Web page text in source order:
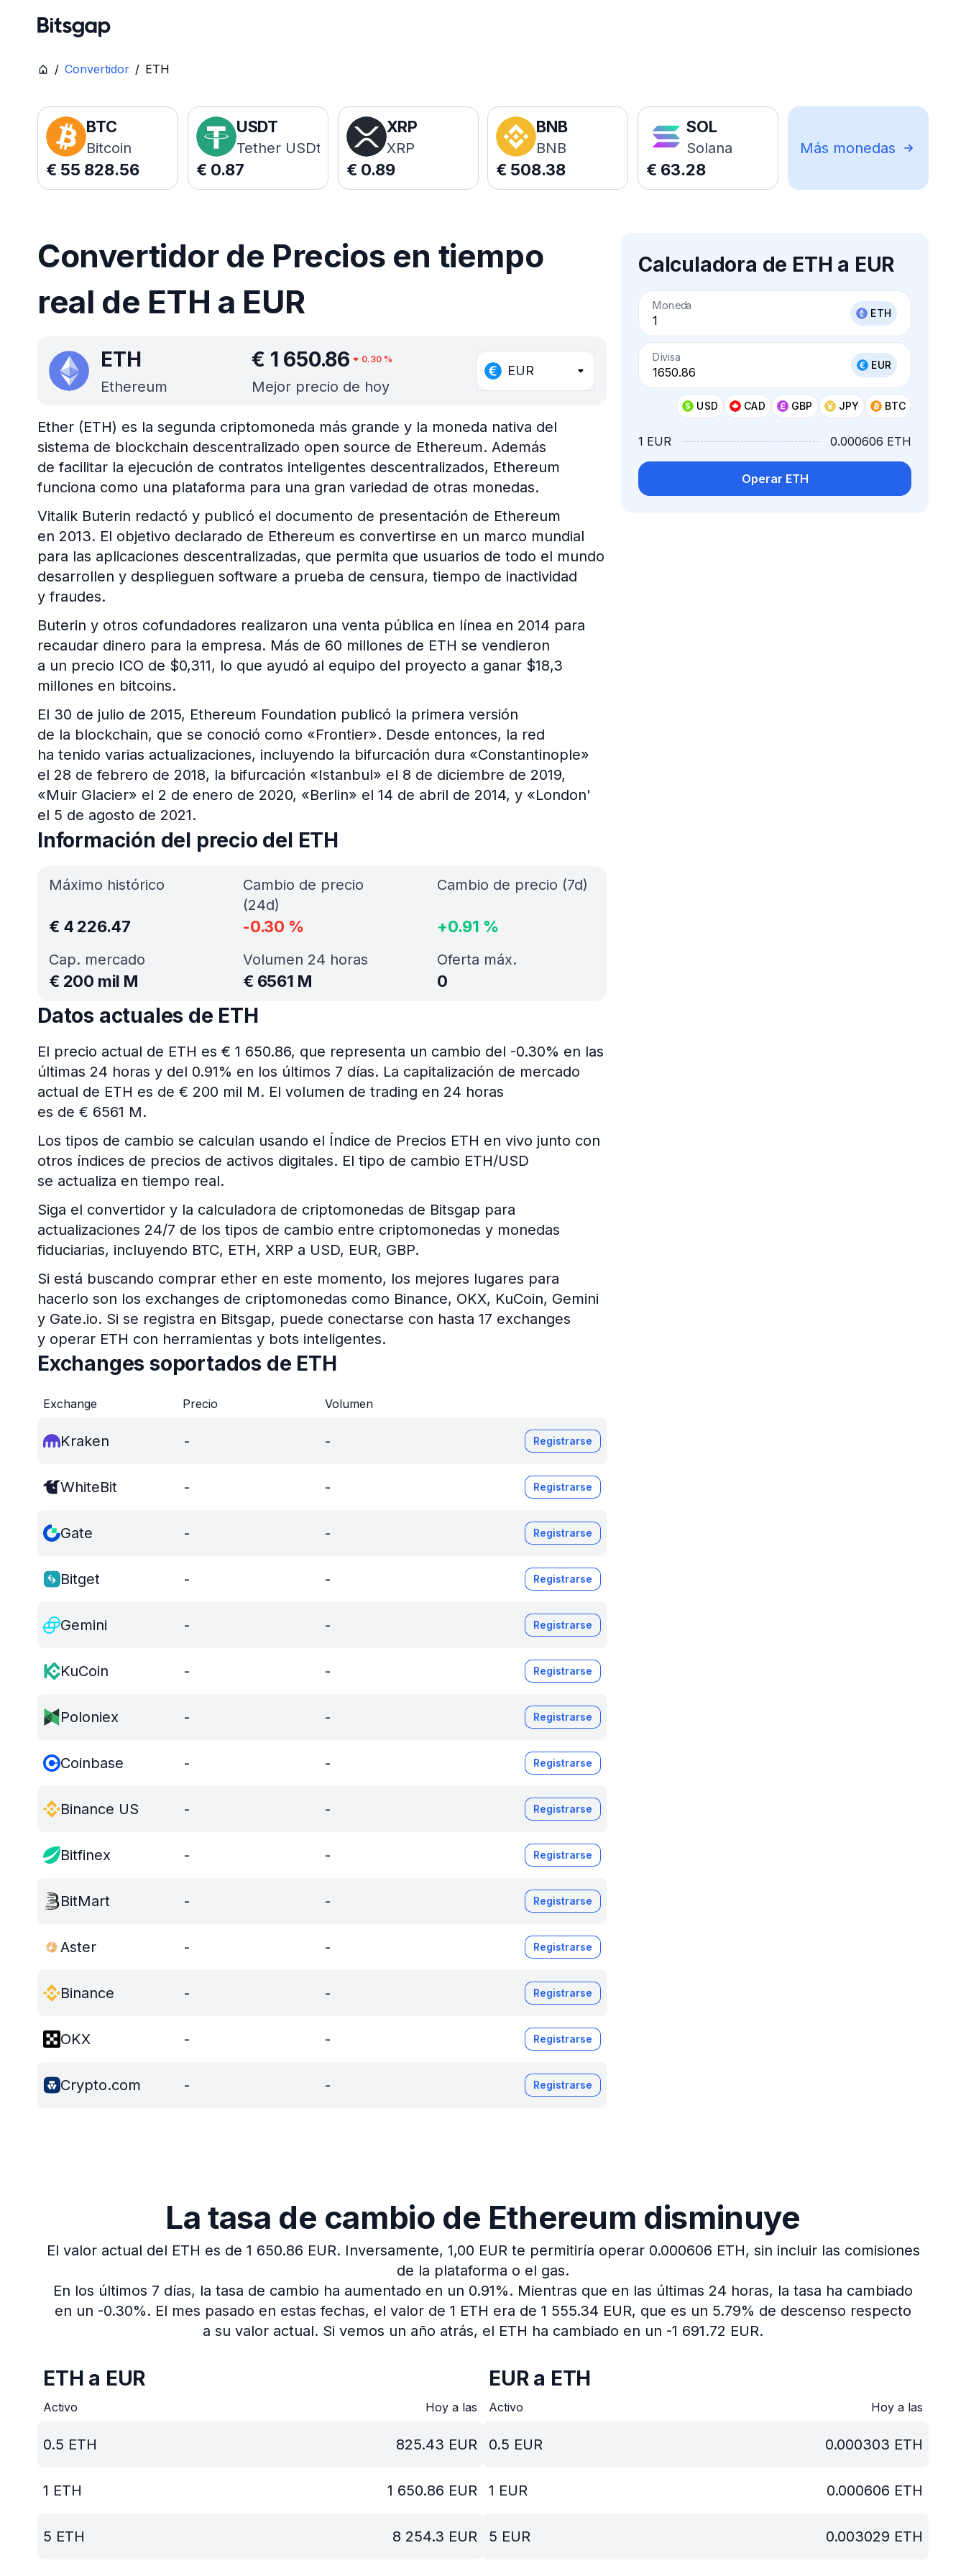
/ Convertidor / ETH
BTC
Bitcoin
€ 55 828.56
USDT
Tether USDt
€ 0.87
XRP
XRP
€ 0.89
BNB
BNB
€ 508.38
SOL
Solana
€ 63.28
Más monedas
Convertidor de Precios en tiempo
real de ETH a EUR
ETH
Ethereum
€ 1 650.86 0.30 %
Mejor precio de hoy
EUR
Calculadora de ETH a EUR
Moneda
ETH
Divisa
EUR
USD CAD GBP JPY BTC
1 EUR 0.000606 ETH
Operar ETH
Ether (ETH) es la segunda criptomoneda más grande y la moneda nativa del
sistema de blockchain descentralizado open source de Ethereum. Además
de facilitar la ejecución de contratos inteligentes descentralizados, Ethereum
funciona como una plataforma para una gran variedad de otras monedas.
Vitalik Buterin redactó y publicó el documento de presentación de Ethereum
en 2013. El objetivo declarado de Ethereum es convertirse en un marco mundial
para las aplicaciones descentralizadas, que permita que usuarios de todo el mundo
desarrollen y desplieguen software a prueba de censura, tiempo de inactividad
y fraudes.
Buterin y otros cofundadores realizaron una venta pública en línea en 2014 para
recaudar dinero para la empresa. Más de 60 millones de ETH se vendieron
a un precio ICO de $0,311, lo que ayudó al equipo del proyecto a ganar $18,3
millones en bitcoins.
El 30 de julio de 2015, Ethereum Foundation publicó la primera versión
de la blockchain, que se conoció como «Frontier». Desde entonces, la red
ha tenido varias actualizaciones, incluyendo la bifurcación dura «Constantinople»
el 28 de febrero de 2018, la bifurcación «Istanbul» el 8 de diciembre de 2019,
«Muir Glacier» el 2 de enero de 2020, «Berlin» el 14 de abril de 2014, y «London'
el 5 de agosto de 2021.
Información del precio del ETH
Máximo histórico
€ 4 226.47
Cap. mercado
€ 200 mil M
Cambio de precio
(24d)
-0.30 %
Cambio de precio (7d)
+0.91 %
Volumen 24 horas
€ 6561 M
Oferta máx.
0
Datos actuales de ETH
El precio actual de ETH es € 1 650.86, que representa un cambio del -0.30% en las
últimas 24 horas y del 0.91% en los últimos 7 días. La capitalización de mercado
actual de ETH es de € 200 mil M. El volumen de trading en 24 horas
es de € 6561 M.
Los tipos de cambio se calculan usando el Índice de Precios ETH en vivo junto con
otros índices de precios de activos digitales. El tipo de cambio ETH/USD
se actualiza en tiempo real.
Siga el convertidor y la calculadora de criptomonedas de Bitsgap para
actualizaciones 24/7 de los tipos de cambio entre criptomonedas y monedas
fiduciarias, incluyendo BTC, ETH, XRP a USD, EUR, GBP.
Si está buscando comprar ether en este momento, los mejores lugares para
hacerlo son los exchanges de criptomonedas como Binance, OKX, KuCoin, Gemini
y Gate.io. Si se registra en Bitsgap, puede conectarse con hasta 17 exchanges
y operar ETH con herramientas y bots inteligentes.
Exchanges soportados de ETH
Exchange Precio Volumen
Kraken - - Registrarse
WhiteBit - - Registrarse
Gate - - Registrarse
Bitget - - Registrarse
Gemini - - Registrarse
KuCoin - - Registrarse
Poloniex - - Registrarse
Coinbase - - Registrarse
Binance US - - Registrarse
Bitfinex - - Registrarse
BitMart - - Registrarse
Aster - - Registrarse
Binance - - Registrarse
OKX - - Registrarse
Crypto.com - - Registrarse
La tasa de cambio de Ethereum disminuye
El valor actual del ETH es de 1 650.86 EUR. Inversamente, 1,00 EUR te permitiría operar 0.000606 ETH, sin incluir las comisiones
de la plataforma o el gas.
En los últimos 7 días, la tasa de cambio ha aumentado en un 0.91%. Mientras que en las últimas 24 horas, la tasa ha cambiado
en un -0.30%. El mes pasado en estas fechas, el valor de 1 ETH era de 1 555.34 EUR, que es un 5.79% de descenso respecto
a su valor actual. Si vemos un año atrás, el ETH ha cambiado en un -1 691.72 EUR.
ETH a EUR
Activo Hoy a las
0.5 ETH 825.43 EUR
1 ETH 1 650.86 EUR
5 ETH 8 254.3 EUR
EUR a ETH
Activo Hoy a las
0.5 EUR 0.000303 ETH
1 EUR 0.000606 ETH
5 EUR 0.003029 ETH